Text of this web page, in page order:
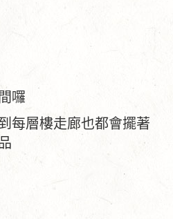
囉
每層樓走廊也都會擺著